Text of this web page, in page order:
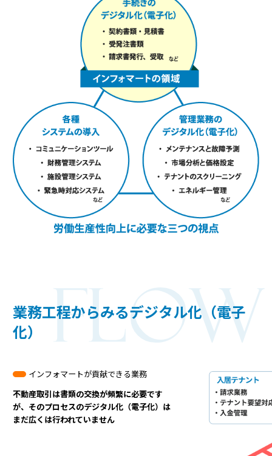
業務工程からみるデジタル化（電子
化）
インフォマートが貢献できる業務
不動産取引は書類の交換が頻繁に必要です
が、 そのプロセスのデジタル化（電子化）は
まだ広くは行われていません